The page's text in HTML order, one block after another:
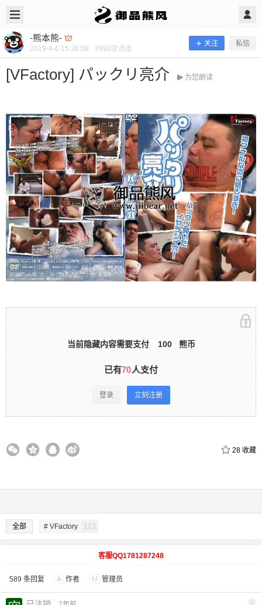
-熊本熊-
2019-4-6 15:36:08 3998次点击
关注 私信
[VFactory] パックリ亮介 为您朗读
当前隐藏内容需要支付 100 熊币
已有70人支付
登录 立刻注册
28 收藏
全部 # VFactory 123
-熊本熊- @ 御品熊风 2019/4/06
[VFactory] パックリ亮介
当前隐藏内容需要支付100熊币 已有70人支付 登录
立刻注册 0 收藏
客服QQ1781287248
589 条回复 A 作者 M 管理员